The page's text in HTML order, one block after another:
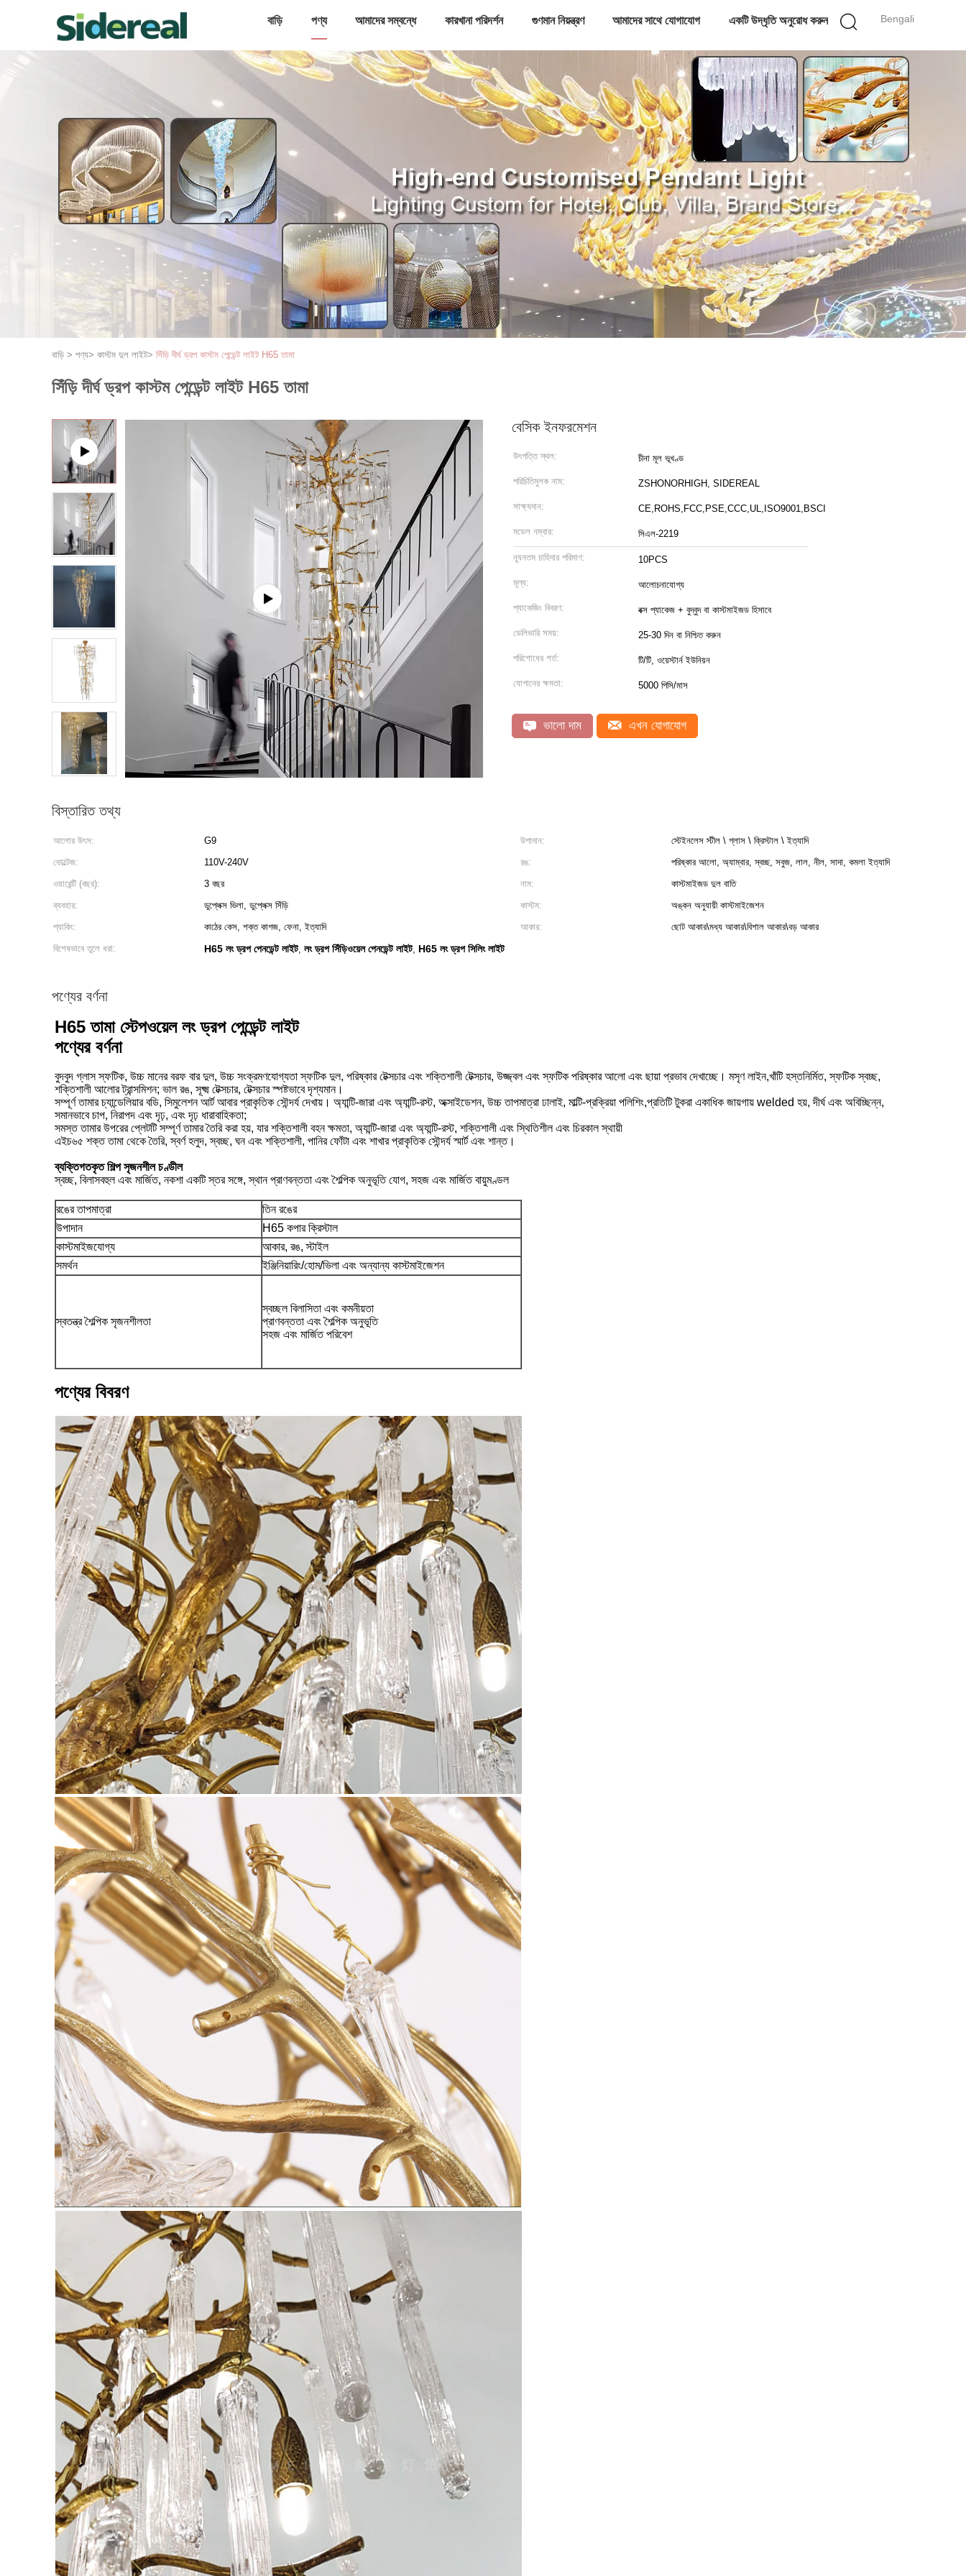
Bengali
বাড়ি পণ্য আমাদের সম্বন্ধে কারখানা পরিদর্শন গুণমান নিয়ন্ত্রণ আমাদের সাথে যোগাযোগ একটি উদ্ধৃতি অনুরোধ করুন
বাড়ি > পণ্য> কাস্টম দুল লাইট> সিঁড়ি দীর্ঘ ড্রপ কাস্টম পেন্ডেন্ট লাইট H65 তামা
সিঁড়ি দীর্ঘ ড্রপ কাস্টম পেন্ডেন্ট লাইট H65 তামা
বেসিক ইনফরমেশন
উৎপত্তি স্থল: চীনা মূল ভূখণ্ড
পরিচিতিমুলক নাম: ZSHONORHIGH, SIDEREAL
সাক্ষ্যদান: CE,ROHS,FCC,PSE,CCC,UL,ISO9001,BSCI
মডেল নম্বার: সিএল-2219
ন্যূনতম চাহিদার পরিমাণ: 10PCS
মূল্য: আলোচনাযোগ্য
প্যাকেজিং বিবরণ: বক্স প্যাকেজ + বুদ্বুদ বা কাস্টমাইজড হিসাবে
ডেলিভারি সময়: 25-30 দিন বা নিশ্চিত করুন
পরিশোধের শর্ত: টি/টি, ওয়েস্টার্ন ইউনিয়ন
যোগানের ক্ষমতা: 5000 পিসি/মাস
ভালো দাম এখন যোগাযোগ
বিস্তারিত তথ্য
আলোর উৎস: G9 উপাদান:
স্টেইনলেস স্টীল \ গ্লাস \ ক্রিস্টাল \ ইত্যাদি
ভোল্টেজ:
110V-240V রঙ:
পরিষ্কার আলো, অ্যাম্বার, স্বচ্ছ, সবুজ, লাল, নীল, সাদা, কমলা ইত্যাদি
ওয়ারেন্টি (বছর):
3 বছর নাম:
কাস্টমাইজড দুল বাতি
ব্যবহার:
ডুপ্লেক্স ভিলা, ডুপ্লেক্স সিঁড়ি কাস্টম:
অঙ্কন অনুযায়ী কাস্টমাইজেশন
প্যাকিং:
কাঠের কেস, শক্ত কাগজ, ফেনা, ইত্যাদি আকার:
ছোট আকার\মধ্য আকার\বিশাল আকার\বড় আকার
বিশেষভাবে তুলে ধরা:
H65 লং ড্রপ পেনডেন্ট লাইট, লং ড্রপ সিঁড়িওয়েল পেনডেন্ট লাইট, H65 লং ড্রপ সিলিং লাইট
পণ্যের বর্ণনা
H65 তামা স্টেপওয়েল লং ড্রপ পেন্ডেন্ট লাইট
পণ্যের বর্ণনা
বুদবুদ গ্লাস স্ফটিক, উচ্চ মানের বরফ বার দুল, উচ্চ সংক্রমণযোগ্যতা স্ফটিক দুল, পরিষ্কার টেক্সচার এবং শক্তিশালী টেক্সচার, উজ্জ্বল এবং স্ফটিক পরিষ্কার আলো এবং ছায়া প্রভাব দেখাচ্ছে। মসৃণ লাইন,খাঁটি হস্তনির্মিত, স্ফটিক স্বচ্ছ,
শক্তিশালী আলোর ট্রান্সমিশন; ভাল রঙ, সূক্ষ্ম টেক্সচার, টেক্সচার স্পষ্টভাবে দৃশ্যমান।
সম্পূর্ণ তামার চ্যান্ডেলিয়ার বডি, সিমুলেশন আর্ট আবার প্রাকৃতিক সৌন্দর্য দেখায়। অ্যান্টি-জারা এবং অ্যান্টি-রস্ট, অক্সাইডেশন, উচ্চ তাপমাত্রা ঢালাই, মাল্টি-প্রক্রিয়া পলিশিং,প্রতিটি টুকরা একাধিক জায়গায় welded হয়, দীর্ঘ এবং অবিচ্ছিন্ন,
সমানভাবে চাপ, নিরাপদ এবং দৃঢ়, এবং দৃঢ় ধারাবাহিকতা;
সমস্ত তামার উপরের প্লেটটি সম্পূর্ণ তামার তৈরি করা হয়, যার শক্তিশালী বহন ক্ষমতা, অ্যান্টি-জারা এবং অ্যান্টি-রস্ট, শক্তিশালী এবং স্থিতিশীল এবং চিরকাল স্থায়ী
এইচ৬৫ শক্ত তামা থেকে তৈরি, স্বর্ণ হলুদ, স্বচ্ছ, ঘন এবং শক্তিশালী, পানির ফোঁটা এবং শাখার প্রাকৃতিক সৌন্দর্য স্মার্ট এবং শান্ত।
ব্যক্তিগতকৃত শিল্প সৃজনশীল চণ্ডীল
স্বচ্ছ, বিলাসবহুল এবং মার্জিত, নকশা একটি স্তর সঙ্গে, স্থান প্রাণবন্ততা এবং শৈল্পিক অনুভূতি যোগ, সহজ এবং মার্জিত বায়ুমণ্ডল
রঙের তাপমাত্রা
তিন রঙের
উপাদান
H65 কপার ক্রিস্টাল
কাস্টমাইজযোগ্য
আকার, রঙ, স্টাইল
সমর্থন
ইঞ্জিনিয়ারিং/হোম/ভিলা এবং অন্যান্য কাস্টমাইজেশন
স্বতন্ত্র শৈল্পিক সৃজনশীলতা
স্বচ্ছল বিলাসিতা এবং কমনীয়তা
প্রাণবন্ততা এবং শৈল্পিক অনুভূতি
সহজ এবং মার্জিত পরিবেশ
পণ্যের বিবরণ